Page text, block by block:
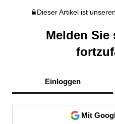
Dieser Artikel ist
Melden Sie
Einloggen
Mit